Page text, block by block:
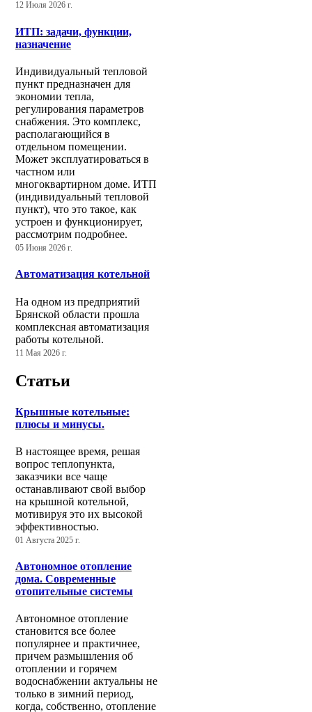
12 Июля 2026 г.
ИТП: задачи, функции,
назначение
Индивидуальный тепловой
пункт предназначен для
экономии тепла,
регулирования параметров
снабжения. Это комплекс,
располагающийся в
отдельном помещении.
Может эксплуатироваться в
частном или
многоквартирном доме. ИТП
(индивидуальный тепловой
пункт), что это такое, как
устроен и функционирует,
рассмотрим подробнее.
05 Июня 2026 г.
Автоматизация котельной
На одном из предприятий
Брянской области прошла
комплексная автоматизация
работы котельной.
11 Мая 2026 г.
Статьи
Крышные котельные:
плюсы и минусы.
В настоящее время, решая
вопрос теплопункта,
заказчики все чаще
останавливают свой выбор
на крышной котельной,
мотивируя это их высокой
эффективностью.
01 Августа 2025 г.
Автономное отопление
дома. Современные
отопительные системы
Автономное отопление
становится все более
популярнее и практичнее,
причем размышления об
отоплении и горячем
водоснабжении актуальны не
только в зимний период,
когда, собственно, отопление